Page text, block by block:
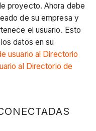
proyecto. Ahora debe
de su empresa y
el usuario. Esto
datos en su
usuario al Directorio
al Directorio de